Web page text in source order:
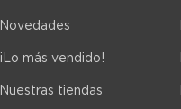
Novedades
¡Lo más vendido!
Nuestras tiendas